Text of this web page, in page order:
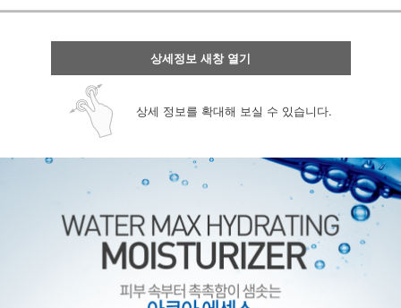
상세정보 새창 열기
상세 정보를 확대해 보실 수 있습니다.